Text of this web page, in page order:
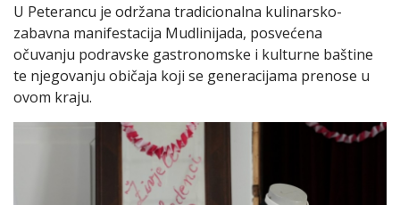
U Peterancu je održana tradicionalna kulinarsko-
zabavna manifestacija Mudlinijada, posvećena
očuvanju podravske gastronomske i kulturne baštine
te njegovanju običaja koji se generacijama prenose u
ovom kraju.